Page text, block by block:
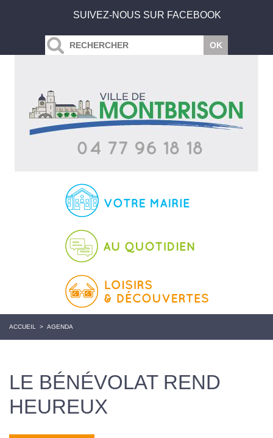
SUIVEZ-NOUS SUR FACEBOOK
ACCUEIL > AGENDA
LE BÉNÉVOLAT REND
HEUREUX